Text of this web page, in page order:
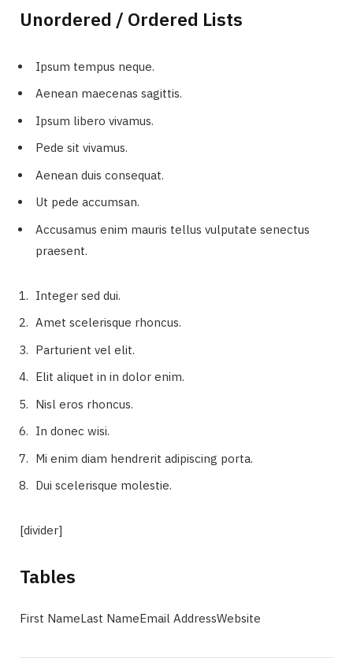
Unordered / Ordered Lists
Ipsum tempus neque.
Aenean maecenas sagittis.
Ipsum libero vivamus.
Pede sit vivamus.
Aenean duis consequat.
Ut pede accumsan.
Accusamus enim mauris tellus vulputate senectus
praesent.
Integer sed dui.
Amet scelerisque rhoncus.
Parturient vel elit.
Elit aliquet in in dolor enim.
Nisl eros rhoncus.
In donec wisi.
Mi enim diam hendrerit adipiscing porta.
Dui scelerisque molestie.
[divider]
Tables
First NameLast NameEmail AddressWebsite